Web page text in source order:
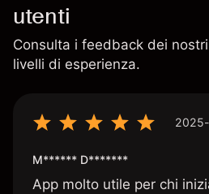
utenti
Consulta i feedback dei
livelli di esperienza.
M****** D*******
App molto utile per chi